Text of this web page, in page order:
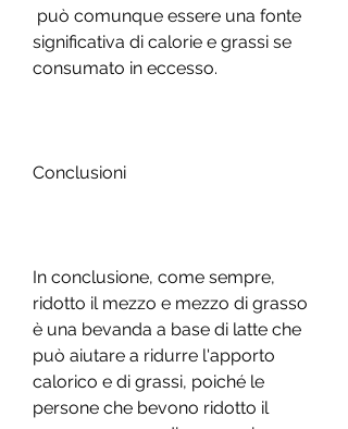
significativa di calorie e grassi se
consumato in eccesso.
Conclusioni
In conclusione, come sempre,
ridotto il mezzo e mezzo di grasso
è una bevanda a base di latte che
può aiutare a ridurre l'apporto
calorico e di grassi, poiché le
persone che bevono ridotto il